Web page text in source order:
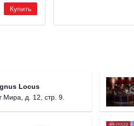
Купить
Locus
Мира, д. 12, стр. 9.